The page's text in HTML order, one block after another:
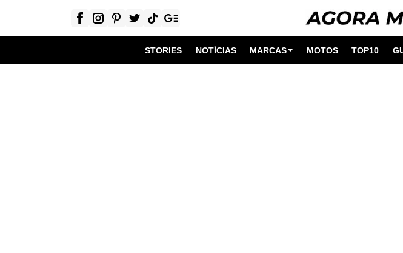
STORIES NOTÍCIAS MARCAS MOTOS TOP10